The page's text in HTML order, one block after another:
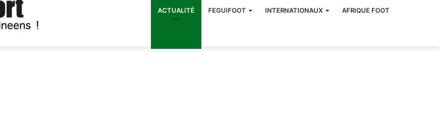
latérale)
ACTUALITÉ FEGUIFOOT INTERNATIONAUX AFRIQUE FOOT